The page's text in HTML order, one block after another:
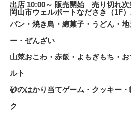
出店 10:00～ 販売開始 売り切れ次
岡山市ウェルポートなださき（1F）
パン・焼き鳥・綿菓子・うどん・
ー・ぜんざい
山菜おこわ・赤飯・よもぎもち・
ルト
砂のはかり当てゲーム・クッキー
ク